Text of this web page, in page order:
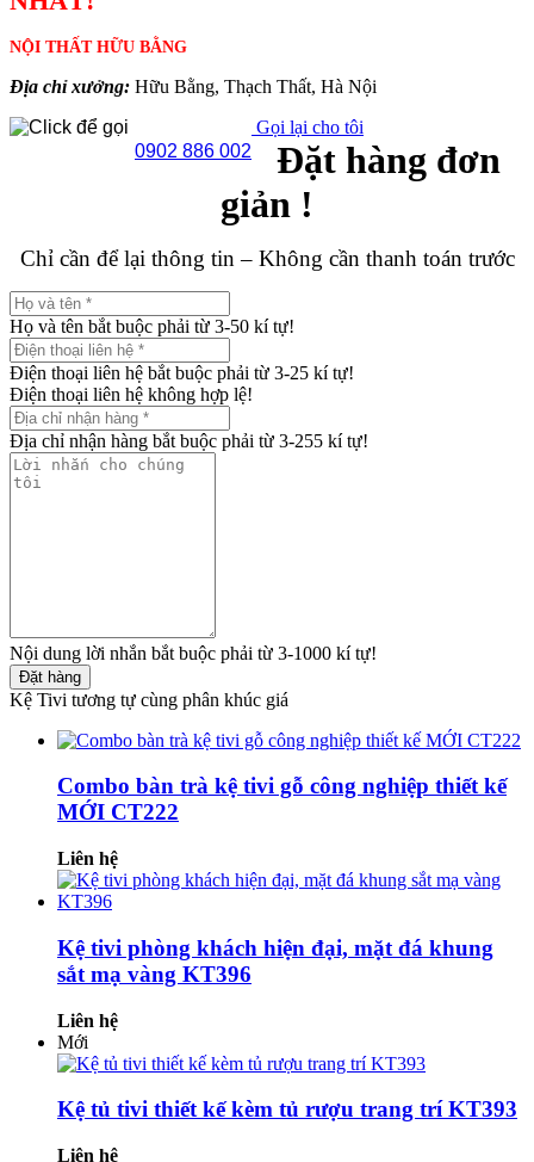
NỘI THẤT HỮU BẰNG
Địa chỉ xưởng: Hữu Bằng, Thạch Thất, Hà Nội
0902 886 002
Gọi lại cho tôi
Đặt hàng đơn
giản !
Chỉ cần để lại thông tin – Không cần thanh toán trước
Họ và tên bắt buộc phải từ 3-50 kí tự!
Điện thoại liên hệ bắt buộc phải từ 3-25 kí tự!
Điện thoại liên hệ không hợp lệ!
Địa chỉ nhận hàng bắt buộc phải từ 3-255 kí tự!
Nội dung lời nhắn bắt buộc phải từ 3-1000 kí tự!
Đặt hàng
Kệ Tivi tương tự cùng phân khúc giá
Combo bàn trà kệ tivi gỗ công nghiệp thiết kế
MỚI CT222
Liên hệ
Kệ tivi phòng khách hiện đại, mặt đá khung
sắt mạ vàng KT396
Liên hệ
Mới
Kệ tủ tivi thiết kế kèm tủ rượu trang trí KT393
Liên hệ